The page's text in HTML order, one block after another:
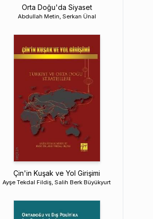
Orta Doğu'da Siyaset
Abdullah Metin, Serkan Ünal
Çin'in Kuşak ve Yol Girişimi
Ayşe Tekdal Fildiş, Salih Berk Büyükyurt